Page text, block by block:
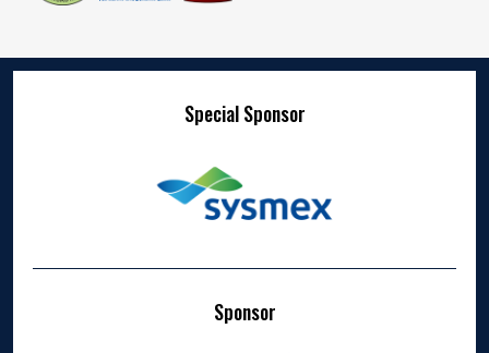
Special Sponsor
Sponsor